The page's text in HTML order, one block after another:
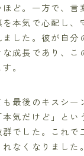
ど。一方で、言
本気で心配し、
した。彼が自分
成長であり、こ
。
最後のキスシー
気だけど」とい
でした。これで
なくなりました